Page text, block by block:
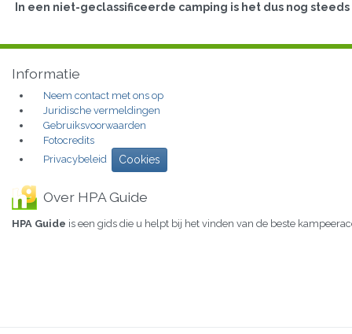
In een niet-geclassificeerde camping is het dus nog
Informatie
Neem contact met ons op
Juridische vermeldingen
Gebruiksvoorwaarden
Fotocredits
Privacybeleid
Cookies
Over HPA Guide
HPA Guide is een gids die u helpt bij het vinden van de beste